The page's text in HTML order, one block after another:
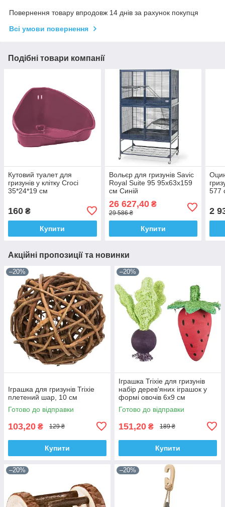
Повернення товару впродовж 14 днів за рахунок покупця
Всі умови повернення
Подібні товари компанії
Кутовий туалет для
гризунів у клітку Croci
35*24*19 см
160 ₴
Купити
Вольєр для гризунів Savic
Royal Suite 95 95x63x159
см Синій
26 627,40₴
29 586 ₴
Купити
577
2
Акційні пропозиції та новинки
–20%
Іграшка для гризунів Trixie
плетений шар, 10 см
Готово до відправки
103,20 ₴ 129 ₴
Купити
–20%
Іграшка Trixie для гризунів
набір дерев'яних іграшок у
формі овочів 6х9 см
Готово до відправки
151,20 ₴ 189 ₴
Купити
–20% –20%